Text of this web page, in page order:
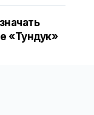
«Тундук»